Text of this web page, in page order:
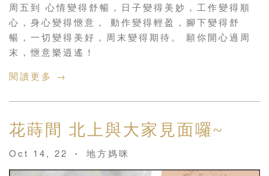
周五到 心情變得舒暢，日子變得美妙，工作變得順
心，身心變得愜意， 動作變得輕盈，腳下變得舒
暢，一切變得美好，周末變得期待。 願你開心過周
末，愜意樂逍遙！
閱讀更多 →
花蒔間 北上與大家見面囉~
Oct 14, 22 • 地方媽咪